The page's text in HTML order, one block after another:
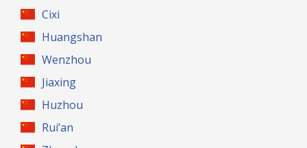
Cixi
Huangshan
Wenzhou
Jiaxing
Huzhou
Rui’an